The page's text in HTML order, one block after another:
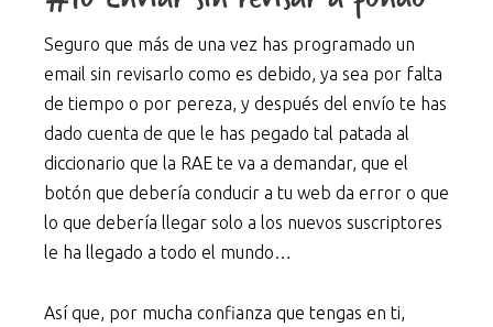
Seguro que más de una vez has programado un
email sin revisarlo como es debido, ya sea por falta
de tiempo o por pereza, y después del envío te has
dado cuenta de que le has pegado tal patada al
diccionario que la RAE te va a demandar, que el
botón que debería conducir a tu web da error o que
lo que debería llegar solo a los nuevos suscriptores
le ha llegado a todo el mundo…
Así que, por mucha confianza que tengas en ti,